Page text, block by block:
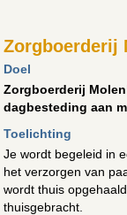
Zorgboerderij
Doel
Zorgboerderij
dagbesteding aan
Toelichting
Je wordt begeleid in
het verzorgen van
wordt thuis
thuisgebracht.